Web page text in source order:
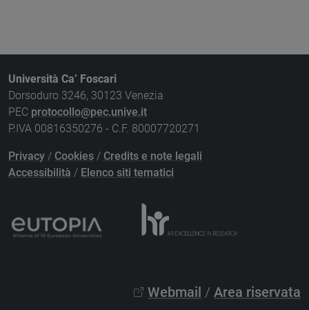
Università Ca’ Foscari
Dorsoduro 3246, 30123 Venezia
PEC protocollo@pec.unive.it
P.IVA 00816350276 - C.F. 80007720271
Privacy / Cookies / Credits e note legali
Accessibilità / Elenco siti tematici
Webmail / Area riservata